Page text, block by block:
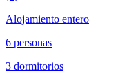
Alojamiento entero
6 personas
3 dormitorios